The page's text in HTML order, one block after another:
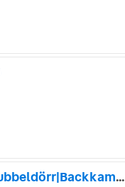
Volkswagen Caddy Maxi 1.5 TSI 114HK 5-Sits|Dubbeldörr|Backkamera|Leasbar